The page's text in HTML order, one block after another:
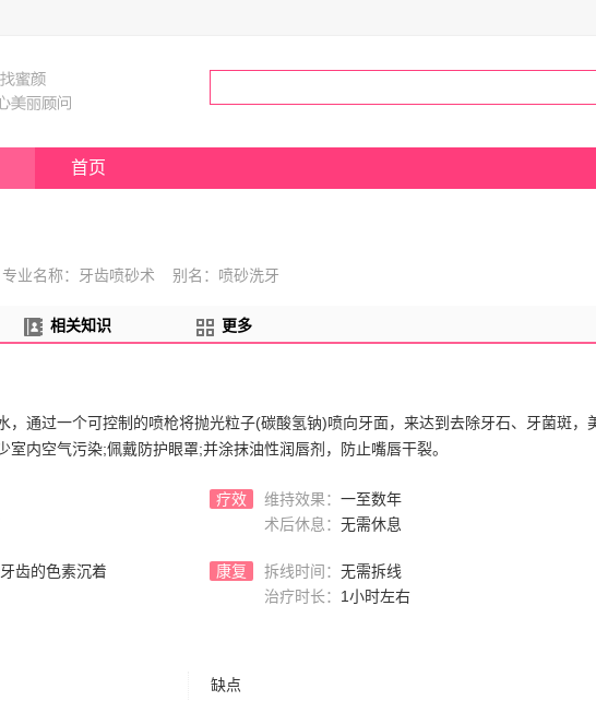
首页
专业名称：牙齿喷砂术 别名：喷砂洗牙
相关知识 更多
，通过一个可控制的喷枪将抛光粒子(碳酸氢钠)喷向牙面，来达到去除牙石、牙菌斑，
室内空气污染;佩戴防护眼罩;并涂抹油性润唇剂，防止嘴唇干裂。
疗效 维持效果： 一至数年
术后休息： 无需休息
齿的色素沉着
康复 拆线时间： 无需拆线
治疗时长： 1小时左右
缺点